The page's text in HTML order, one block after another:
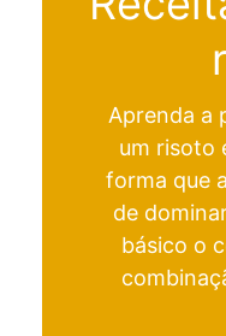
Aprenda a
um risoto
forma que
de
básico o